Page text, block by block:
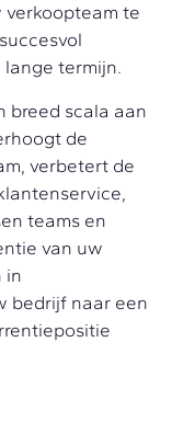
te
termijn.
breed scala aan
de
verbetert de
teams en
van uw
in
bedrijf naar een